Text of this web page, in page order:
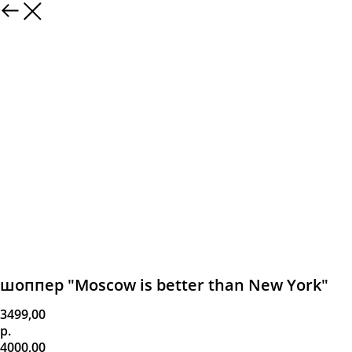
шоппер "Moscow is better than New York"
3499,00
р.
4000,00